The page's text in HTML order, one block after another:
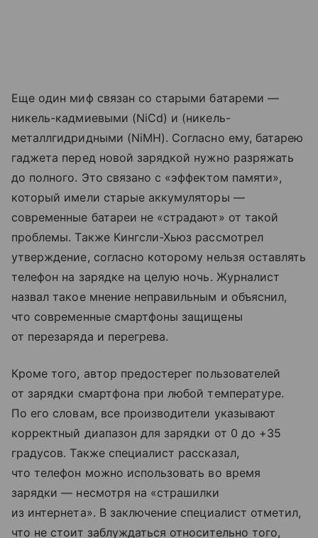
Еще один миф связан со старыми батареми —
никель-кадмиевыми (NiCd) и (никель-
металлгидридными (NiMH). Согласно ему, батарею
гаджета перед новой зарядкой нужно разряжать
до полного. Это связано с «эффектом памяти»,
который имели старые аккумуляторы —
современные батареи не «страдают» от такой
проблемы. Также Кингсли-Хьюз рассмотрел
утверждение, согласно которому нельзя оставлять
телефон на зарядке на целую ночь. Журналист
назвал такое мнение неправильным и объяснил,
что современные смартфоны защищены
от перезаряда и перегрева.
Кроме того, автор предостерег пользователей
от зарядки смартфона при любой температуре.
По его словам, все производители указывают
корректный диапазон для зарядки от 0 до +35
градусов. Также специалист рассказал,
что телефон можно использовать во время
зарядки — несмотря на «страшилки
из интернета». В заключение специалист отметил,
что не стоит заблуждаться относительно того,